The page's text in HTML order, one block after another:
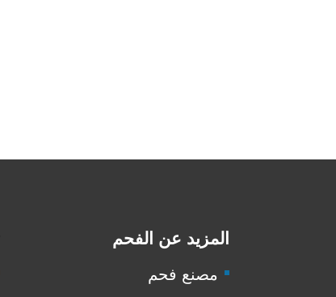
المزيد عن الفحم
مصنع فحم